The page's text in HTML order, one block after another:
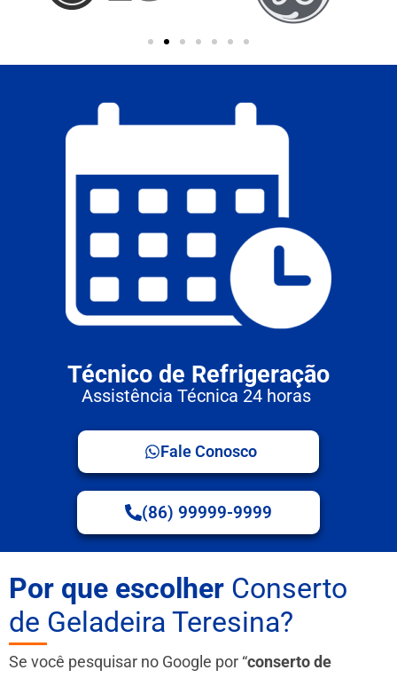
Técnico de Refrigeração
Assistência Técnica 24 horas
Fale Conosco
(86) 99999-9999
Por que escolher Conserto
de Geladeira Teresina?
Se você pesquisar no Google por “conserto de